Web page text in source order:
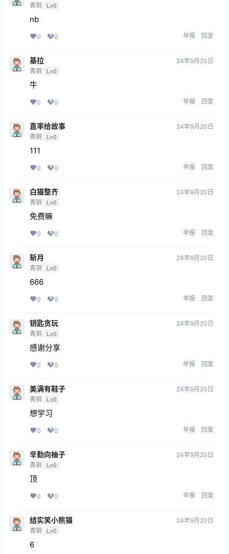
青铜 Lv0
nb
0 0 举报 回复
基拉
青铜 Lv0
24年9月20日
牛
0 0 举报 回复
直率给故事
青铜 Lv0
24年9月20日
111
0 0 举报 回复
白猫整齐
青铜 Lv0
24年9月20日
免费嘛
0 0 举报 回复
斩月
青铜 Lv0
24年9月20日
666
0 0 举报 回复
钥匙贪玩
青铜 Lv0
24年9月20日
感谢分享
0 0 举报 回复
美满有鞋子
青铜 Lv0
24年9月20日
想学习
0 0 举报 回复
辛勤向柚子
青铜 Lv0
24年9月20日
顶
0 0 举报 回复
结实笑小熊猫
青铜 Lv0
24年9月20日
6